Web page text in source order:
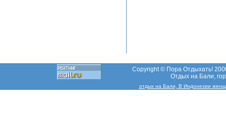
Copyright © Пора Отдыхать!
Отдых на Бали,
отдых на Бали, В Индонезии